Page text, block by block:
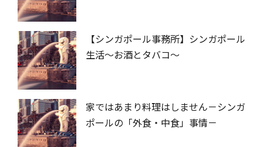
【シンガポール事務所】シンガポール
生活～お酒とタバコ～
家ではあまり料理はしません－シンガ
ポールの「外食・中食」事情－